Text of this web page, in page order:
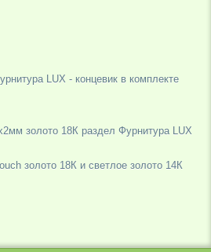
LUX - концевик в комплекте
золото 18К раздел Фурнитура LUX
золото 18К и светлое золото 14К